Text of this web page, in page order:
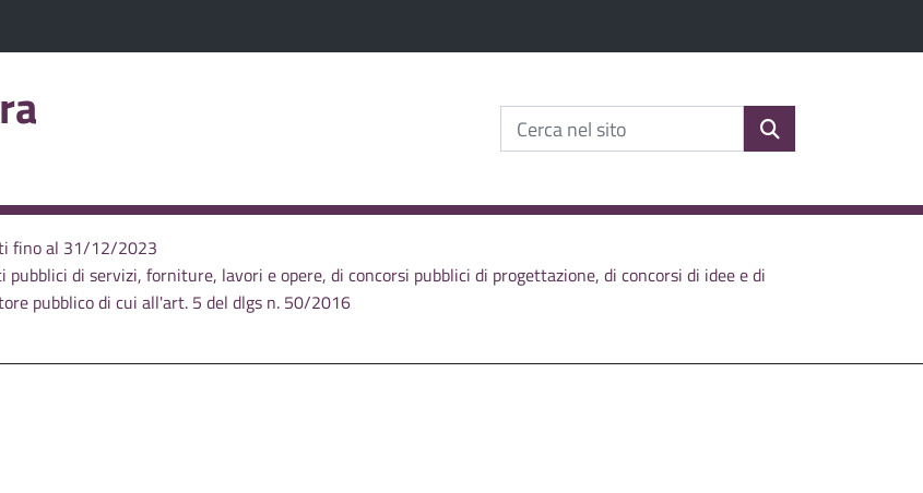
link in una nuova scheda)
Cerca nel sito
salta Cerca nel sito
Cerca nel sito cerca
fino al 31/12/2023
di servizi, forniture, lavori e opere, di concorsi pubblici di progettazione, di concorsi di idee e di
pubblico di cui all'art. 5 del dlgs n. 50/2016